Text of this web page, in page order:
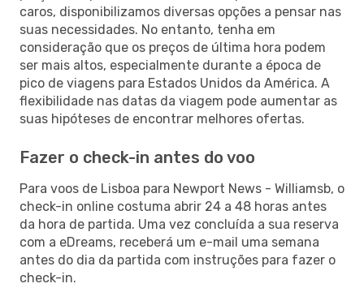
caros, disponibilizamos diversas opções a pensar nas
suas necessidades. No entanto, tenha em
consideração que os preços de última hora podem
ser mais altos, especialmente durante a época de
pico de viagens para Estados Unidos da América. A
flexibilidade nas datas da viagem pode aumentar as
suas hipóteses de encontrar melhores ofertas.
Fazer o check-in antes do voo
Para voos de Lisboa para Newport News - Williamsb, o
check-in online costuma abrir 24 a 48 horas antes
da hora de partida. Uma vez concluída a sua reserva
com a eDreams, receberá um e-mail uma semana
antes do dia da partida com instruções para fazer o
check-in.